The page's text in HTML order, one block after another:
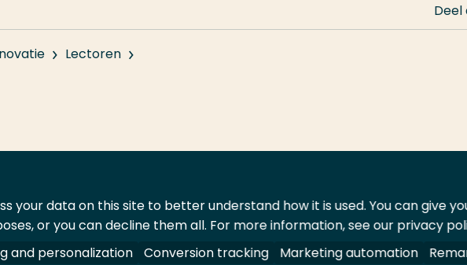
Lectoren
Deel
A-Z Index Contact Leveranciers
your data on this site to better understand how it is used. You can give
or you can decline them all. For more information, see our privacy
and personalization Conversion tracking Marketing automation